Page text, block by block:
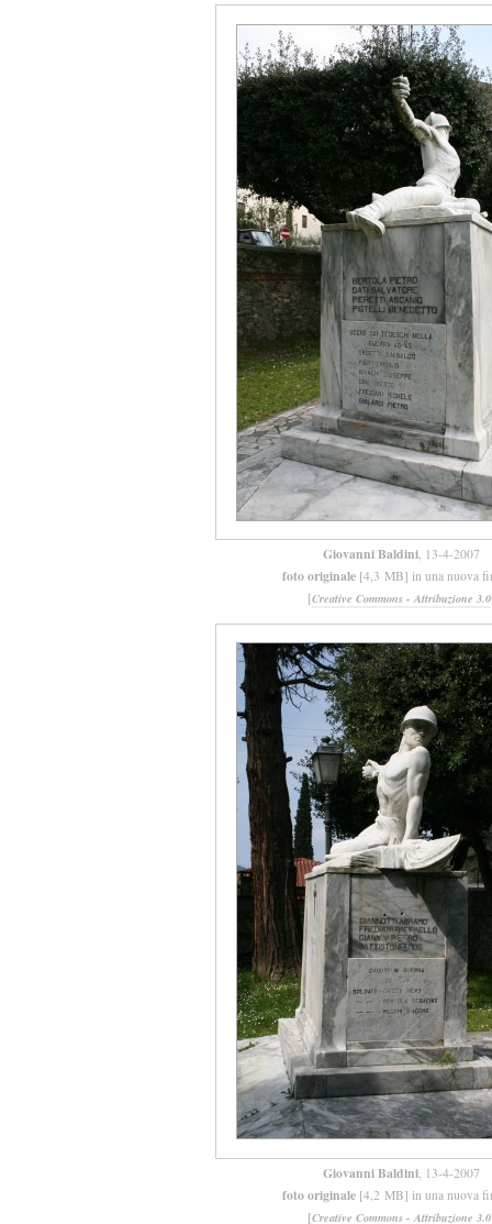
Giovanni Baldini, 13-4-2007
foto originale [4,3 MB] in una nuova
[Creative Commons - Attribuzione 3.0
Giovanni Baldini , 13-4-2007
foto originale [4,2 MB] in una nuova
[Creative Commons - Attribuzione 3.0